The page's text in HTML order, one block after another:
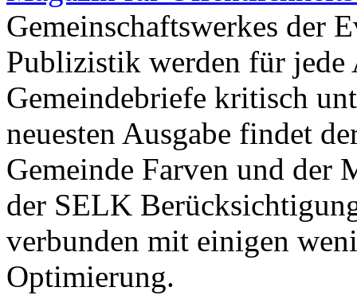
Gemeinschaftswerkes der
Publizistik werden für jede
Gemeindebriefe kritisch
neuesten Ausgabe findet
Gemeinde Farven und der
der SELK
verbunden mit einigen
Optimierung.